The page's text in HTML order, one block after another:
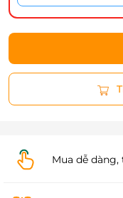
Mua dễ